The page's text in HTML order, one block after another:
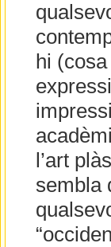
hi
l’art
sembla